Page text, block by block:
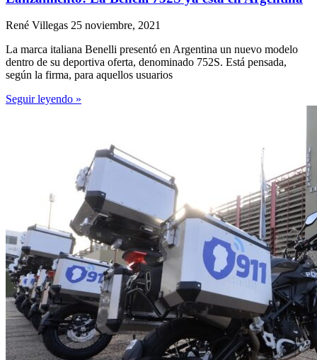
René Villegas 25 noviembre, 2021
La marca italiana Benelli presentó en Argentina un nuevo modelo
dentro de su deportiva oferta, denominado 752S. Está pensada,
según la firma, para aquellos usuarios
Seguir leyendo »